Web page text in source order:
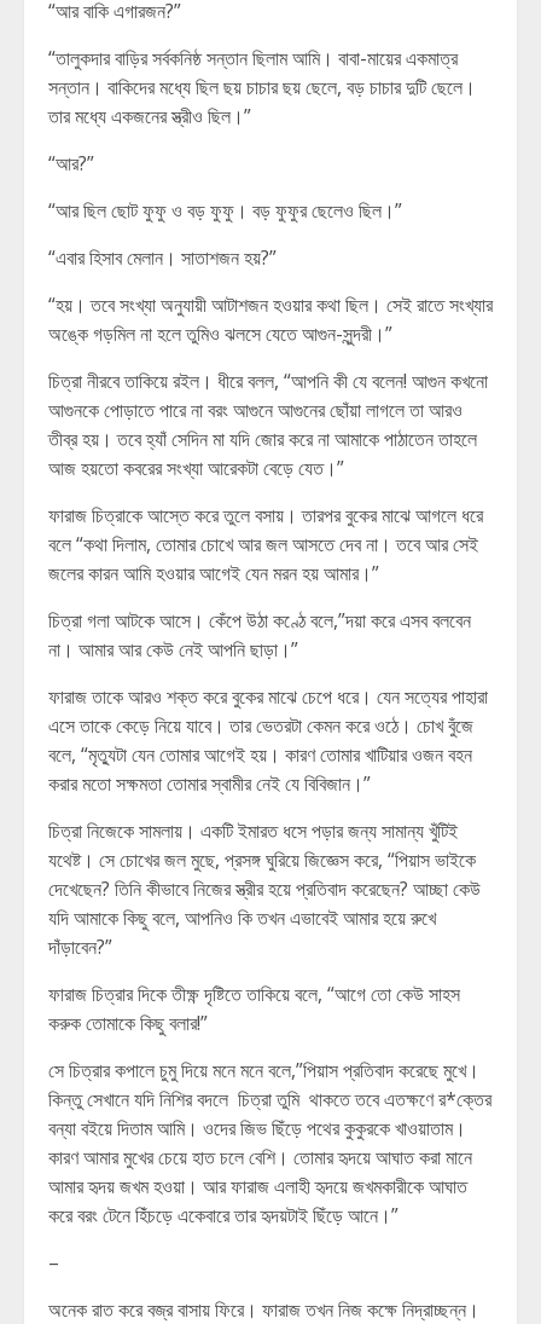
“আর বাকি এগারজন?”
“তালুকদার বাড়ির সর্বকনিষ্ঠ সন্তান ছিলাম আমি। বাবা-মায়ের একমাত্র
সন্তান। বাকিদের মধ্যে ছিল ছয় চাচার ছয় ছেলে, বড় চাচার দুটি ছেলে।
তার মধ্যে একজনের স্ত্রীও ছিল।”
“আর?”
“আর ছিল ছোট ফুফু ও বড় ফুফু। বড় ফুফুর ছেলেও ছিল।”
“এবার হিসাব মেলান। সাতাশজন হয়?”
“হয়। তবে সংখ্যা অনুযায়ী আটাশজন হওয়ার কথা ছিল। সেই রাতে সংখ্যার
অঙ্কে গড়মিল না হলে তুমিও ঝলসে যেতে আগুন-সুন্দরী।”
চিত্রা নীরবে তাকিয়ে রইল। ধীরে বলল, “আপনি কী যে বলেন! আগুন কখনো
আগুনকে পোড়াতে পারে না বরং আগুনে আগুনের ছোঁয়া লাগলে তা আরও
তীব্র হয়। তবে হ্যাঁ সেদিন মা যদি জোর করে না আমাকে পাঠাতেন তাহলে
আজ হয়তো কবরের সংখ্যা আরেকটা বেড়ে যেত।”
ফারাজ চিত্রাকে আস্তে করে তুলে বসায়। তারপর বুকের মাঝে আগলে ধরে
বলে “কথা দিলাম, তোমার চোখে আর জল আসতে দেব না। তবে আর সেই
জলের কারন আমি হওয়ার আগেই যেন মরন হয় আমার।”
চিত্রা গলা আটকে আসে। কেঁপে উঠা কণ্ঠে বলে,”দয়া করে এসব বলবেন
না। আমার আর কেউ নেই আপনি ছাড়া।”
ফারাজ তাকে আরও শক্ত করে বুকের মাঝে চেপে ধরে। যেন সত্যের পাহারা
এসে তাকে কেড়ে নিয়ে যাবে। তার ভেতরটা কেমন করে ওঠে। চোখ বুঁজে
বলে, “মৃত্যুটা যেন তোমার আগেই হয়। কারণ তোমার খাটিয়ার ওজন বহন
করার মতো সক্ষমতা তোমার স্বামীর নেই যে বিবিজান।”
চিত্রা নিজেকে সামলায়। একটি ইমারত ধসে পড়ার জন্য সামান্য খুঁটিই
যথেষ্ট। সে চোখের জল মুছে, প্রসঙ্গ ঘুরিয়ে জিজ্ঞেস করে, “পিয়াস ভাইকে
দেখেছেন? তিনি কীভাবে নিজের স্ত্রীর হয়ে প্রতিবাদ করেছেন? আচ্ছা কেউ
যদি আমাকে কিছু বলে, আপনিও কি তখন এভাবেই আমার হয়ে রুখে
দাঁড়াবেন?”
ফারাজ চিত্রার দিকে তীক্ষ্ণ দৃষ্টিতে তাকিয়ে বলে, “আগে তো কেউ সাহস
করুক তোমাকে কিছু বলার!”
সে চিত্রার কপালে চুমু দিয়ে মনে মনে বলে,”পিয়াস প্রতিবাদ করেছে মুখে।
কিন্তু সেখানে যদি নিশির বদলে চিত্রা তুমি থাকতে তবে এতক্ষণে র*ক্তের
বন্যা বইয়ে দিতাম আমি। ওদের জিভ ছিঁড়ে পথের কুকুরকে খাওয়াতাম।
কারণ আমার মুখের চেয়ে হাত চলে বেশি। তোমার হৃদয়ে আঘাত করা মানে
আমার হৃদয় জখম হওয়া। আর ফারাজ এলাহী হৃদয়ে জখমকারীকে আঘাত
করে বরং টেনে হিঁচড়ে একেবারে তার হৃদয়টাই ছিঁড়ে আনে।”
–
অনেক রাত করে বজ্র বাসায় ফিরে। ফারাজ তখন নিজ কক্ষে নিদ্রাচ্ছন্ন।